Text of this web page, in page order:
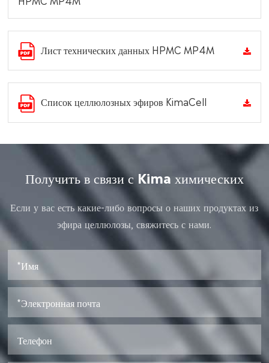
Лист технических данных HPMC MP4M
Список целлюлозных эфиров KimaCell
Получить в связи с Kima химических
Если у вас есть какие-либо вопросы о наших продуктах из
эфира целлюлозы, свяжитесь с нами.